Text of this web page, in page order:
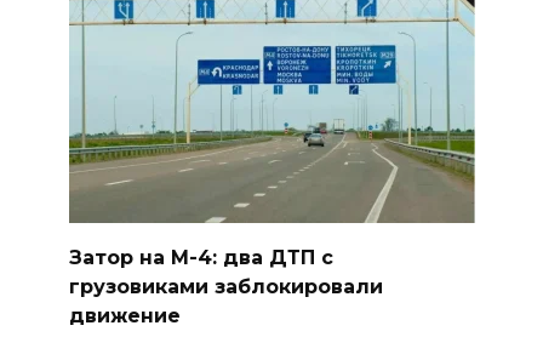
Затор на М-4: два ДТП с
грузовиками заблокировали
движение